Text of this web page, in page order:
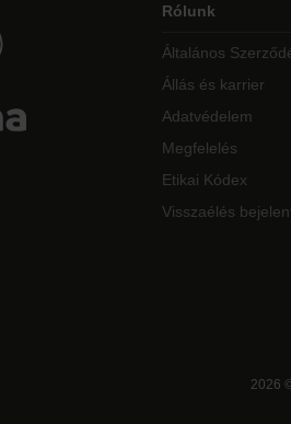
Rólunk
Általános
Állás és karrier
Adatvédelem
Megfelelés
Etikai Kódex
Visszaélés
2026